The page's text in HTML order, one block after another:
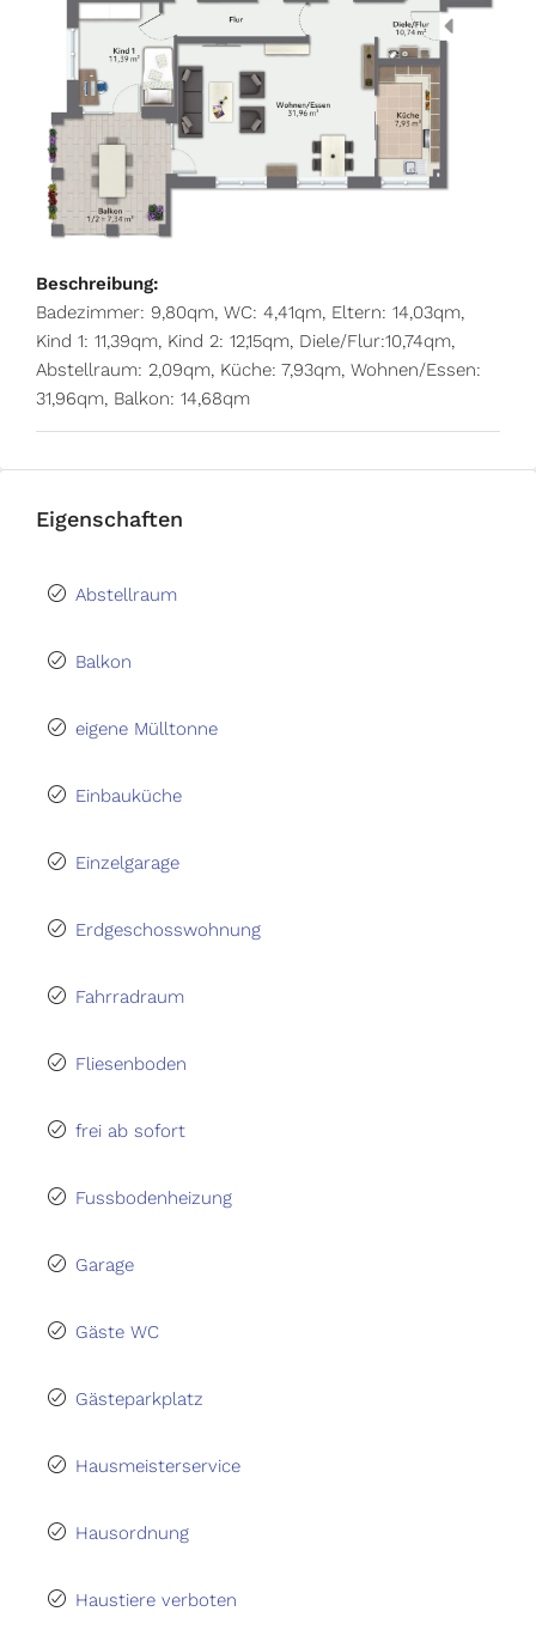
Beschreibung:
Badezimmer: 9,80qm, WC: 4,41qm, Eltern: 14,03qm,
Kind 1: 11,39qm, Kind 2: 12,15qm, Diele/Flur:10,74qm,
Abstellraum: 2,09qm, Küche: 7,93qm, Wohnen/Essen:
31,96qm, Balkon: 14,68qm
Eigenschaften
Abstellraum
Balkon
eigene Mülltonne
Einbauküche
Einzelgarage
Erdgeschosswohnung
Fahrradraum
Fliesenboden
frei ab sofort
Fussbodenheizung
Garage
Gäste WC
Gästeparkplatz
Hausmeisterservice
Hausordnung
Haustiere verboten